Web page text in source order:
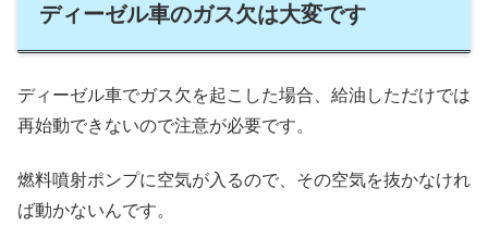
ディーゼル車のガス欠は大変です
ディーゼル車でガス欠を起こした場合、給油しただけでは
再始動できないので注意が必要です。
燃料噴射ポンプに空気が入るので、その空気を抜かなけれ
ば動かないんです。